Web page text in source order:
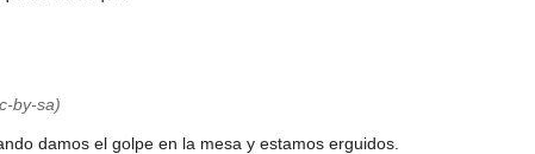
by-sa)
damos el golpe en la mesa y estamos erguidos.